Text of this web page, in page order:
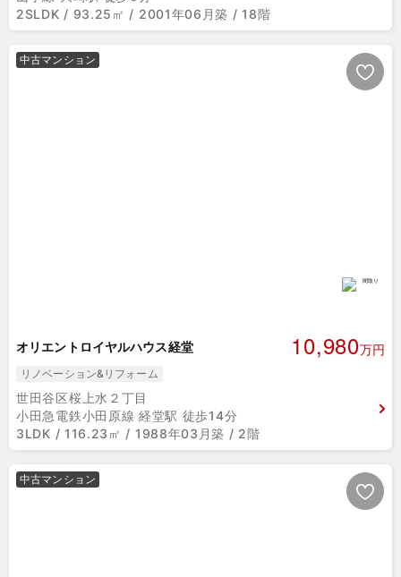
2SLDK / 93.25㎡ / 2001年06月築 / 18階
中古マンション
オリエントロイヤルハウス経堂 10,980万円
リノベーション&リフォーム
世田谷区桜上水２丁目
小田急電鉄小田原線 経堂駅 徒歩14分
3LDK / 116.23㎡ / 1988年03月築 / 2階
中古マンション